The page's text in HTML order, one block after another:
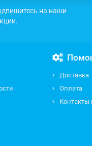
на наши
Доставка
Оплата
Контакты